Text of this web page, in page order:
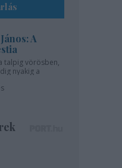
A
talpig vörösben,
nyakig a